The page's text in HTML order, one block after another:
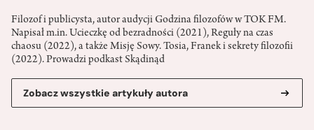
Filozof i publicysta, autor audycji Godzina filozofów w TOK FM.
Napisał m.in. Ucieczkę od bezradności (2021), Reguły na czas
chaosu (2022), a także Misję Sowy. Tosia, Franek i sekrety filozofii
(2022). Prowadzi podkast Skądinąd
Zobacz wszystkie artykuły autora